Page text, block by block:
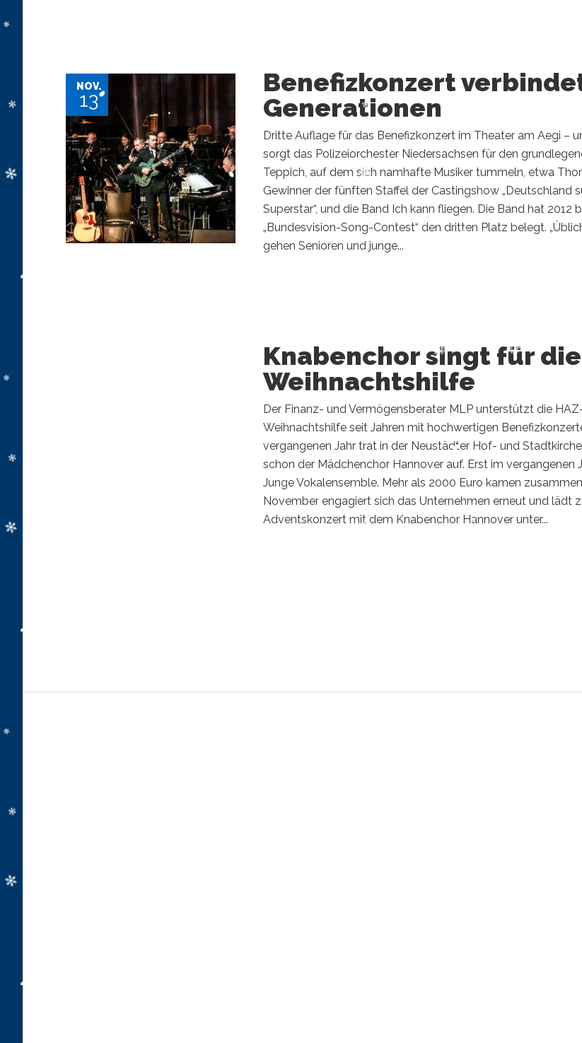
NOV.
13
Benefizkonzert
Generationen
Dritte Auflage für das Benefizkonzert im Theater am Aegi –
sorgt das Polizeiorchester Niedersachsen für den
Teppich, auf dem sich namhafte Musiker tummeln, etwa
Gewinner der fünften Staffel der Castingshow „Deutschland
Superstar“, und die Band Ich kann fliegen. Die Band hat 2012
„Bundesvision-Song-Contest“ den dritten Platz belegt.
gehen Senioren und junge...
Knabenchor singt für die
Weihnachtshilfe
Der Finanz- und Vermögensberater MLP unterstützt die
Weihnachtshilfe seit Jahren mit hochwertigen
vergangenen Jahr trat in der Neustädter Hof- und
schon der Mädchenchor Hannover auf. Erst im vergangenen
Junge Vokalensemble. Mehr als 2000 Euro kamen
November engagiert sich das Unternehmen erneut und lädt
Adventskonzert mit dem Knabenchor Hannover unter...